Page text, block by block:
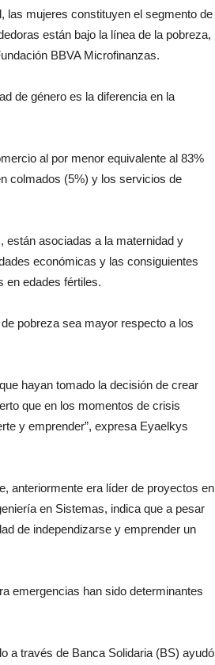
las mujeres constituyen el segmento de
están bajo la línea de la pobreza,
BBVA Microfinanzas.
de género es la diferencia en la
al por menor equivalente al 83%
colmados (5%) y los servicios de
están asociadas a la maternidad y
económicas y las consiguientes
en edades fértiles.
pobreza sea mayor respecto a los
hayan tomado la decisión de crear
que en los momentos de crisis
y emprender”, expresa Eyaelkys
anteriormente era líder de proyectos en
en Sistemas, indica que a pesar
de independizarse y emprender un
emergencias han sido determinantes
a través de Banca Solidaria (BS) ayudó